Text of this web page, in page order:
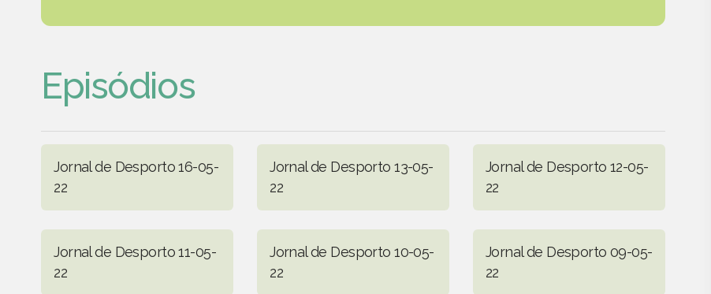
Episódios
Jornal de Desporto 16-05-
22
Jornal de Desporto 13-05-
22
Jornal de Desporto 12-05-
22
Jornal de Desporto 11-05-
22
Jornal de Desporto 10-05-
22
Jornal de Desporto 09-05-
22